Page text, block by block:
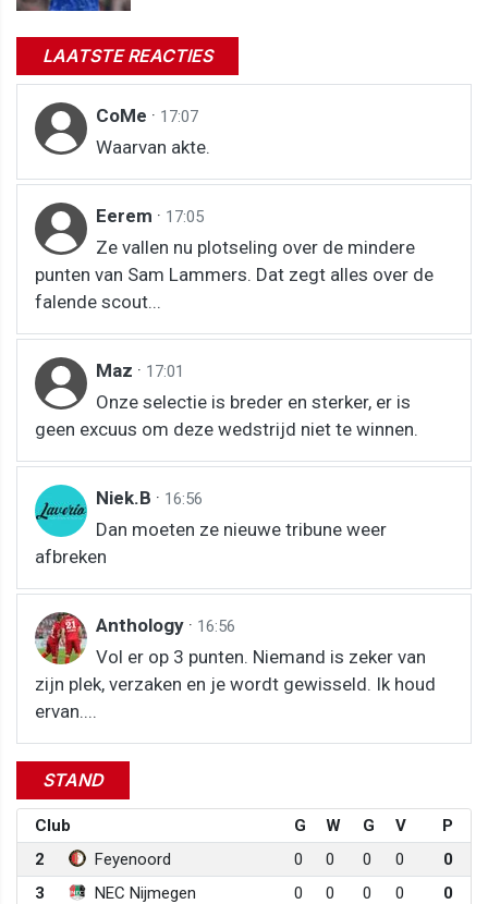
LAATSTE REACTIES
CoMe · 17:07
Waarvan akte.
Eerem · 17:05
Ze vallen nu plotseling over de mindere
punten van Sam Lammers. Dat zegt alles over de
falende scout...
Maz · 17:01
Onze selectie is breder en sterker, er is
geen excuus om deze wedstrijd niet te winnen.
Niek.B · 16:56
Dan moeten ze nieuwe tribune weer
afbreken
Anthology · 16:56
Vol er op 3 punten. Niemand is zeker van
zijn plek, verzaken en je wordt gewisseld. Ik houd
ervan....
STAND
Club G W G V
P
2
Feyenoord 0 0 0 0
0
3
NEC Nijmegen 0 0 0 0
0